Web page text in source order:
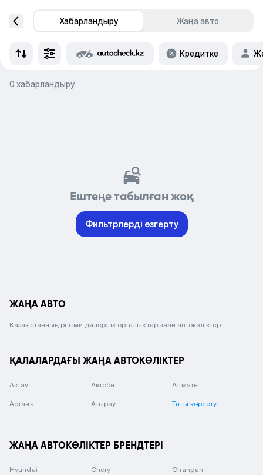
Хабарландыру Жаңа авто
Кредитке
0 хабарландыру
Ештеңе табылған жоқ
Фильтрлерді өзгерту
ЖАҢА АВТО
Қазақстанның ресми дилерлік орталықтарынан автокөліктер
ҚАЛАЛАРДАҒЫ ЖАҢА АВТОКӨЛІКТЕР
Актау Актобе Алматы
Астана Атырау Тағы көрсету
ЖАҢА АВТОКӨЛІКТЕР БРЕНДТЕРІ
Hyundai Chery Changan